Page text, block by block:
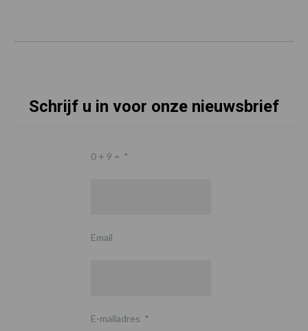
Schrijf u in voor onze nieuwsbrief
0 + 9 = *
Email
E-mailadres *